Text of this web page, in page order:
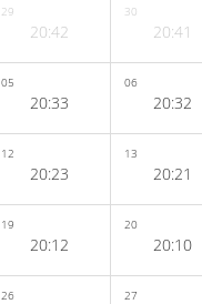
29
20:42
30
20:41
05
20:33
06
20:32
12
20:23
13
20:21
19
20:12
20
20:10
26 27